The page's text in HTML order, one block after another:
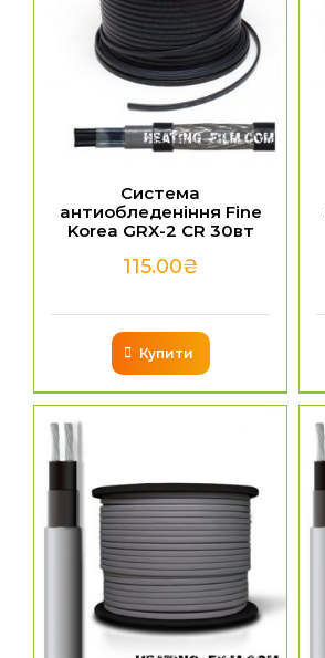
Система
антиобледеніння Fine
Korea GRX-2 CR 30вт
115.00₴
Купити